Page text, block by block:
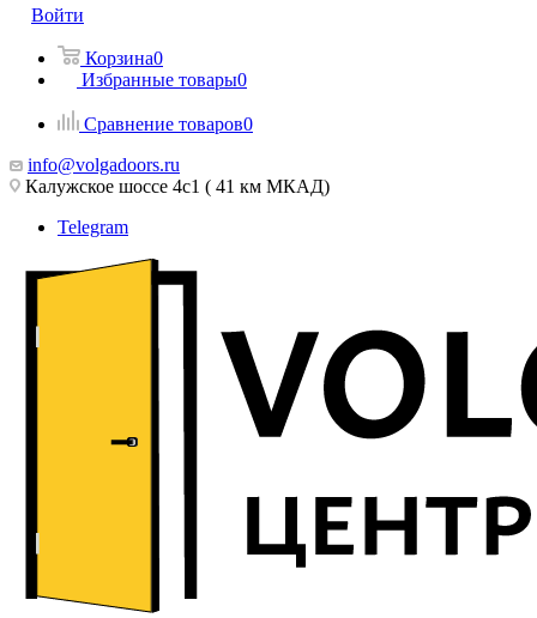
Войти
Корзина0
Избранные товары0
Сравнение товаров0
info@volgadoors.ru
Калужское шоссе 4с1 ( 41 км МКАД)
Telegram